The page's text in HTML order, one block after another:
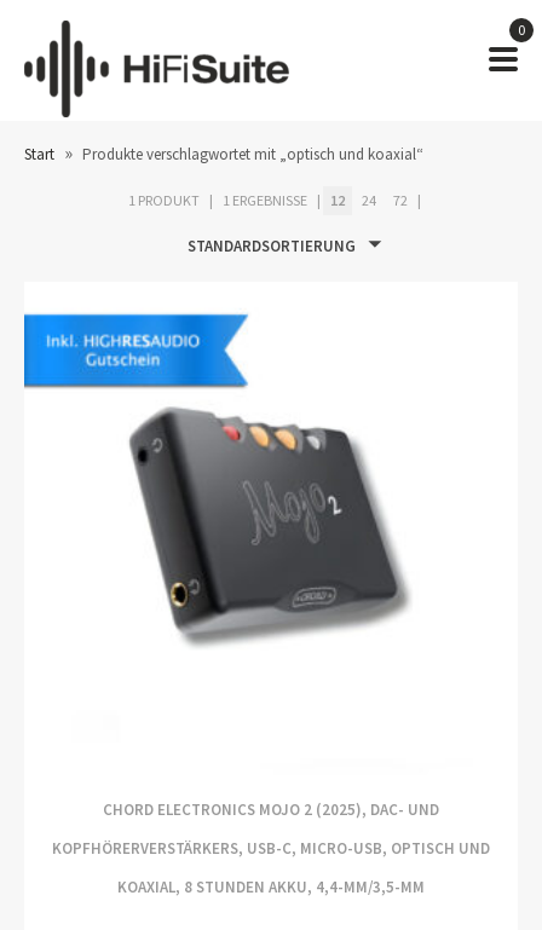
0
Start » Produkte verschlagwortet mit „optisch und koaxial“
1 PRODUKT 1 ERGEBNISSE 12 24 72
STANDARDSORTIERUNG
CHORD ELECTRONICS MOJO 2 (2025), DAC- UND
KOPFHÖRERVERSTÄRKERS, USB-C, MICRO-USB, OPTISCH UND
KOAXIAL, 8 STUNDEN AKKU, 4,4-MM/3,5-MM